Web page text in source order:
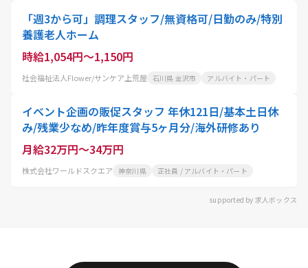
「週3から可」調理スタッフ/無資格可/日勤のみ/特別
養護老人ホーム
時給1,054円～1,150円
社会福祉法人Flower/サンケア上荒屋 石川県 金沢市 アルバイト・パート
イベント企画の販促スタッフ 年休121日/基本土日休
み/残業少なめ/昨年度賞与5ヶ月分/海外研修あり
月給32万円～34万円
株式会社ワールドスクエア 神奈川県 正社員 / アルバイト・パート
supported by 求人ボックス